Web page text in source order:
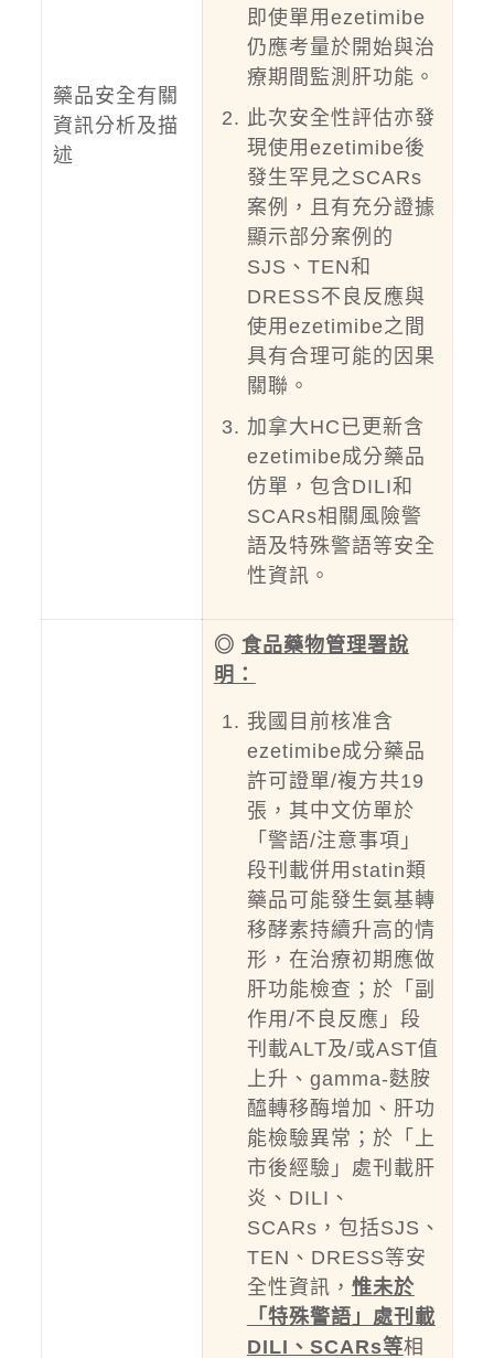
藥品安全有關
資訊分析及描
述
即使單用ezetimibe
仍應考量於開始與治
療期間監測肝功能。
此次安全性評估亦發
現使用ezetimibe後
發生罕見之SCARs
案例，且有充分證據
顯示部分案例的
SJS、TEN和
DRESS不良反應與
使用ezetimibe之間
具有合理可能的因果
關聯。
加拿大HC已更新含
ezetimibe成分藥品
仿單，包含DILI和
SCARs相關風險警
語及特殊警語等安全
性資訊。
◎ 食品藥物管理署說
明：
我國目前核准含
ezetimibe成分藥品
許可證單/複方共19
張，其中文仿單於
「警語/注意事項」
段刊載併用statin類
藥品可能發生氨基轉
移酵素持續升高的情
形，在治療初期應做
肝功能檢查；於「副
作用/不良反應」段
刊載ALT及/或AST值
上升、gamma-麩胺
醯轉移酶增加、肝功
能檢驗異常；於「上
市後經驗」處刊載肝
炎、DILI、
SCARs，包括SJS、
TEN、DRESS等安
全性資訊， 惟未於
「特殊警語」處刊載
DILI 、SCARs等相